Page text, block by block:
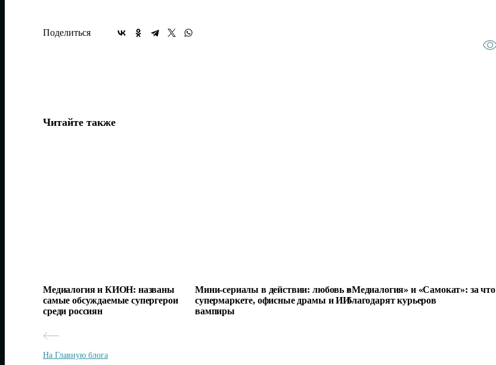
Поделиться
Читайте также
Медиалогия и КИОН: названы
самые обсуждаемые супергерои
среди россиян
Мини-сериалы в действии: любовь в
супермаркете, офисные драмы и ИИ-
вампиры
«Медиалогия» и «Самокат»: за что
благодарят курьеров
На Главную блога